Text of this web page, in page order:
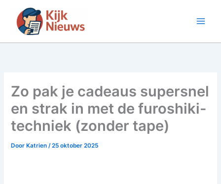
inhoud
Zo pak je cadeaus supersnel
en strak in met de furoshiki-
techniek (zonder tape)
Door Katrien/25 oktober 2025